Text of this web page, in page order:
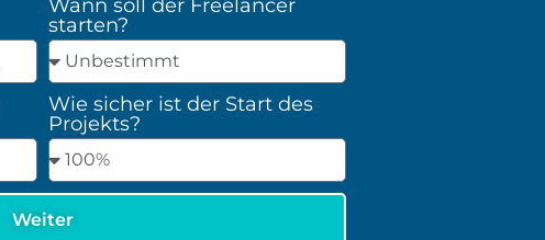
Wann soll der Freelancer
starten?
Wie sicher ist der Start des
Projekts?